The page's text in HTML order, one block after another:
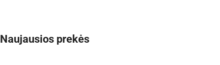
Naujausios prekės